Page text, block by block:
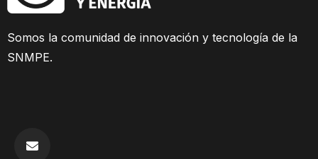
Somos la comunidad de innovación y tecnología de la
SNMPE.